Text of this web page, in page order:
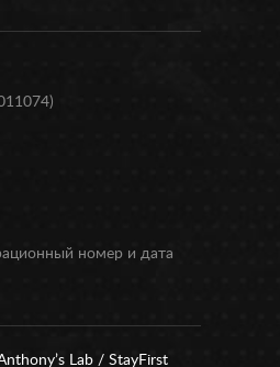
номер и дата
Lab / StayFirst